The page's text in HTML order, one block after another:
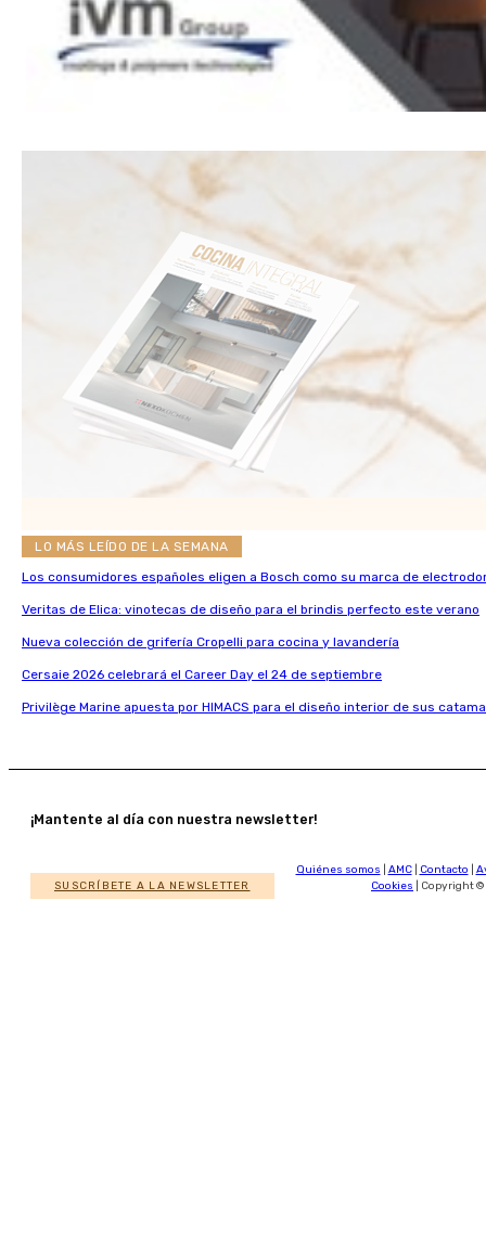
LO MÁS LEÍDO DE LA SEMANA
Los consumidores españoles eligen a Bosch como su marca de
Veritas de Elica: vinotecas de diseño para el brindis perfecto este verano
Nueva colección de grifería Cropelli para cocina y lavandería
Cersaie 2026 celebrará el Career Day el 24 de septiembre
Privilège Marine apuesta por HIMACS para el diseño interior de sus
¡Mantente al día con nuestra newsletter!
SUSCRÍBETE A LA NEWSLETTER
Quiénes somos AMC| Contacto
Cookies | Copyright